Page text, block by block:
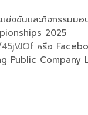
ข่งขันและกิจกรรมมอ
2025
หรือ
Public Company